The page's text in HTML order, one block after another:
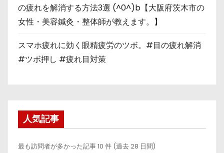
の疲れを解消する方法3選 (^0^)b【大阪府茨木市の
女性・美容鍼灸・整体師が教えます。】
スマホ疲れに効く眼精疲労のツボ。#目の疲れ解消
#ツボ押し #疲れ目対策
人気記事
最も訪問者が多かった記事 10 件 (過去 28 日間)